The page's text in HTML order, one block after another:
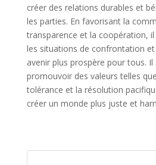
créer des relations durables et
les parties. En favorisant la
transparence et la coopération,
les situations de confrontation
avenir plus prospère pour tous. Il
promouvoir des valeurs telles
tolérance et la résolution
créer un monde plus juste et